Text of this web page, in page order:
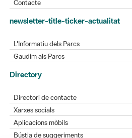
Contacte
newsletter-title-ticker-actualitat
L'Informatiu dels Parcs
Gaudim als Parcs
Directory
Directori de contacte
Xarxes socials
Aplicacions mòbils
Bústia de suggeriments